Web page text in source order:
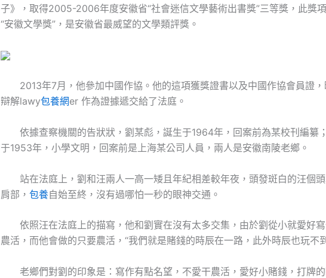
子》，取得2005-2006年度安徽省“社會迷信文學藝術出書獎”三等獎，此獎
“安徽文學獎”，是安徽省最威望的文學類評獎。
2013年7月，他參加中國作協。他的這項獲獎證書以及中國作協會員證，
辯解lawy包養網er 作為證據遞交給了法庭。
依據查察機關的告狀狀，劉某彪，誕生于1964年，回案前為某校刊編纂
于1953年，小學文明，回案前是上海某公司人員，兩人是安徽南陵老鄉。
站在法庭上，劉和汪兩人一高一矮且年紀相差較年夜，頭發斑白的汪個
肩部， 包養自始至終，沒有過哪怕一秒的眼神交通。
依照汪在法庭上的描寫，他和劉實在沒有太多交集，由於劉從小就愛好
農活，而他會做的只要農活，“我們就是賭錢的時辰在一路，此外時辰也玩不
老鄉們對劉的印象是：寫作有點名望，不愛干農活，愛好小賭錢，打牌